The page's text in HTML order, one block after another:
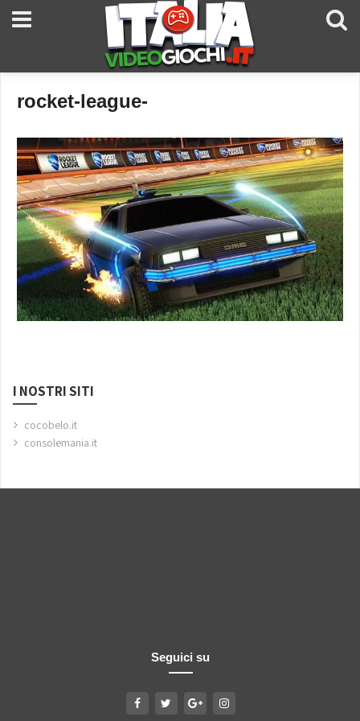
rocket-league-
I NOSTRI SITI
cocobelo.it
consolemania.it
Seguici su